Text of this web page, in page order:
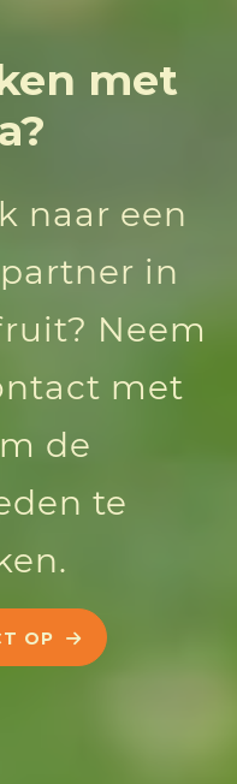
met
naar een
in
Neem
met
de
te
OP